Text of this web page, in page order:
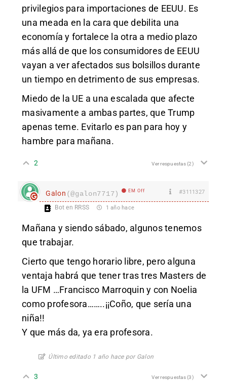
privilegios para importaciones de EEUU. Es
una meada en la cara que debilita una
economía y fortalece la otra a medio plazo
más allá de que los consumidores de EEUU
vayan a ver afectados sus bolsillos durante
un tiempo en detrimento de sus empresas.
Miedo de la UE a una escalada que afecte
masivamente a ambas partes, que Trump
apenas teme. Evitarlo es pan para hoy y
hambre para mañana.
2 Ver respuestas(2)
Galon (@galon7717) EM Off #3111327
Bot en RRSS 1 año hace
Mañana y siendo sábado, algunos tenemos
que trabajar.
Cierto que tengo horario libre, pero alguna
ventaja habrá que tener tras tres Masters de
la UFM …Francisco Marroquin y con Noelia
como profesora……..¡¡Coño, que sería una
niña!!
Y que más da, ya era profesora.
Último editado 1 año hace por Galon
3 Ver respuestas(3)